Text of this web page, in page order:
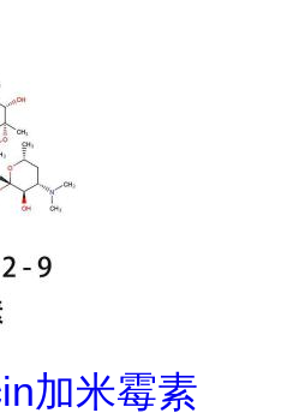
加米霉素